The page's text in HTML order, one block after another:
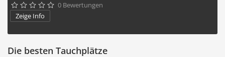
     0 Bewertungen
Zeige Info
Die besten Tauchplätze